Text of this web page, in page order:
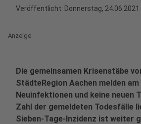
Veröffentlicht: Donnerstag, 24.06.2021
Anzeige
Die gemeinsamen Krisenstäbe
StädteRegion Aachen melden
Neuinfektionen und keine neuen
Zahl der gemeldeten Todesfälle
Sieben-Tage-Inzidenz ist weiter